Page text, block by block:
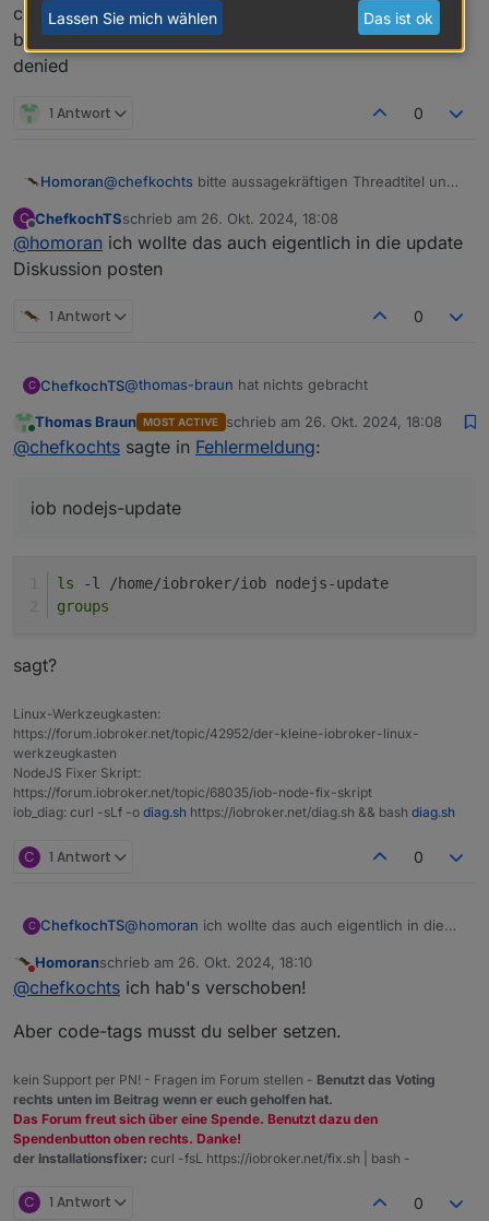
chefkochts@iobroker:~$ iob nodejs-update
bash: /home/iobroker/.nodejs-update.sh: Permission
denied
1 Antwort 0
Homoran@chefkochts bitte aussagekräftigen Threadtitel und
C
Offline
ChefkochTSschrieb am 26. Okt. 2024, 18:08
zuletzt editiert von
@homoran ich wollte das auch eigentlich in die update
Diskussion posten
1 Antwort 0
C ChefkochTS@thomas-braun hat nichts gebracht
chefkochts@iobroker:~$ sudo chmod 750
/home/iobroker
Permission denied
Online
Thomas Braun MOST ACTIVE schrieb am 26. Okt. 2024, 18:08
zuletzt editiert von
@chefkochts sagte in Fehlermeldung:
iob nodejs-update
ls -l /home/iobroker/iob nodejs-update
groups
sagt?
Linux-Werkzeugkasten:
https://forum.iobroker.net/topic/42952/der-kleine-iobroker-linux-
werkzeugkasten
NodeJS Fixer Skript:
https://forum.iobroker.net/topic/68035/iob-node-fix-skript
iob_diag: curl -sLf -o diag.sh https://iobroker.net/diag.sh && bash diag.sh
C 1 Antwort 0
C ChefkochTS@homoran ich wollte das auch eigentlich in die
Nicht stören
Homoranschrieb am 26. Okt. 2024, 18:10
zuletzt editiert von
@chefkochts ich hab's verschoben!
Aber code-tags musst du selber setzen.
kein Support per PN! - Fragen im Forum stellen - Benutzt das Voting
rechts unten im Beitrag wenn er euch geholfen hat.
Das Forum freut sich über eine Spende. Benutzt dazu den
Spendenbutton oben rechts. Danke!
der Installationsfixer: curl -fsL https://iobroker.net/fix.sh | bash -
C 1 Antwort 0
Lassen Sie mich wählen Das ist ok